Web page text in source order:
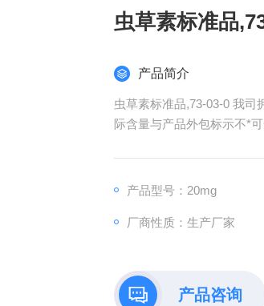
虫草素标准品
产品简介
虫草素标准品,73-03-0 我司
际含量与产品外包标示不*可
产品型号：20mg
厂商性质：生产厂家
产品咨询